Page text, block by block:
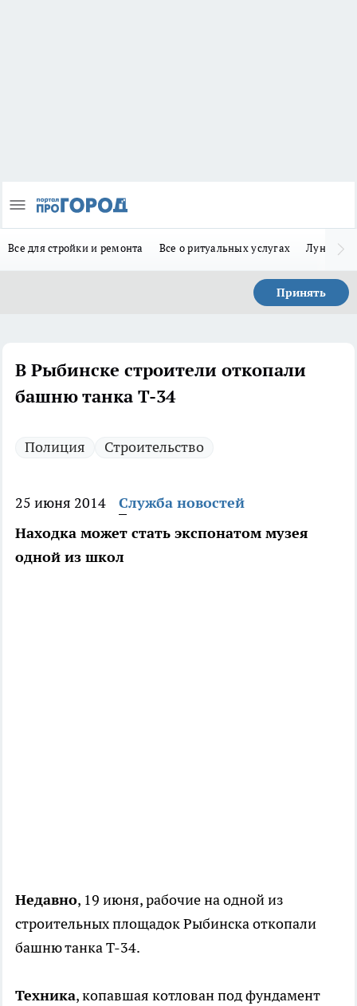
Все для стройки и ремонта Все о ритуальных услугах Лунно-
Принять
В Рыбинске строители откопали
башню танка Т-34
Полиция Строительство
25 июня 2014
Служба новостей
Находка может стать экспонатом музея
одной из школ
Недавно, 19 июня, рабочие на одной из
строительных площадок Рыбинска откопали
башню танка Т-34.
Техника, копавшая котлован под фундамент